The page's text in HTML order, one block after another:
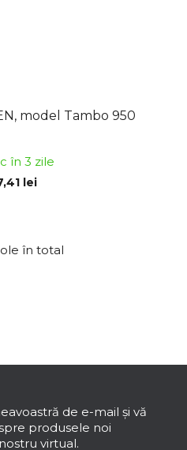
model Tambo 950
în 3 zile
lei
C
l
l
i
în total
de e-mail şi vă
produsele noi
virtual.